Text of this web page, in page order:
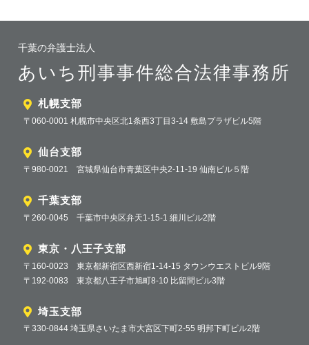
千葉の弁護士法人
あいち刑事事件総合法律事務所
札幌支部
〒060-0001 札幌市中央区北1条西3丁目3-14 敷島プラザビル5階
仙台支部
〒980-0021 宮城県仙台市青葉区中央2-11-19 仙南ビル５階
千葉支部
〒260-0045 千葉市中央区弁天1-15-1 細川ビル2階
東京・八王子支部
〒160-0023 東京都新宿区西新宿1-14-15 タウンウエストビル9階
〒192-0083 東京都八王子市旭町8-10 比留間ビル3階
埼玉支部
〒330-0844 埼玉県さいたま市大宮区下町2-55 明邦下町ビル2階